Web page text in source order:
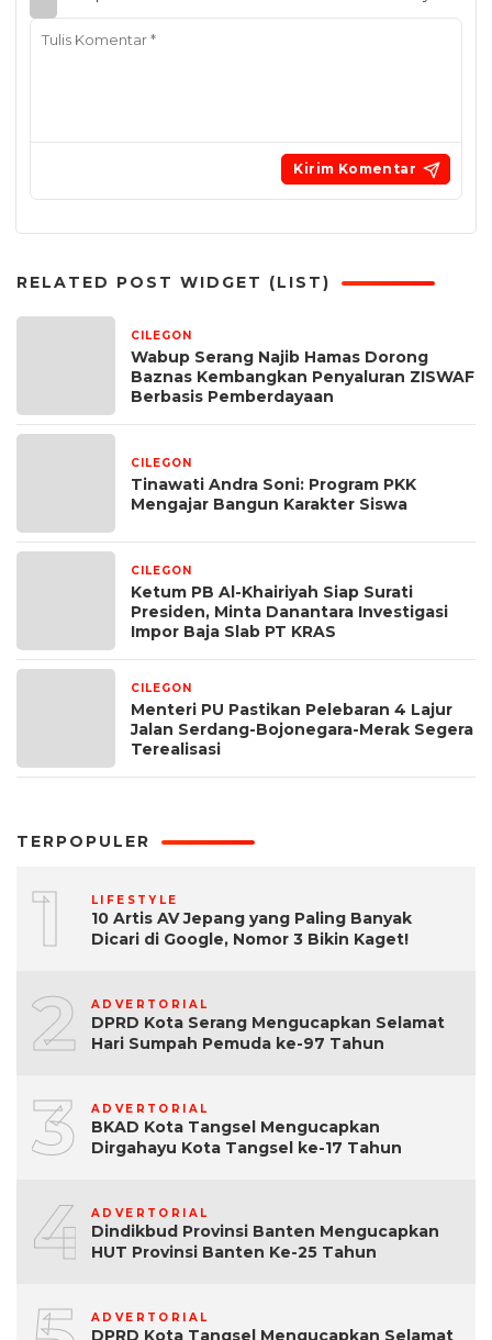
RELATED POST WIDGET (LIST)
CILEGON
Wabup Serang Najib Hamas Dorong
Baznas Kembangkan Penyaluran ZISWAF
Berbasis Pemberdayaan
CILEGON
Tinawati Andra Soni: Program PKK
Mengajar Bangun Karakter Siswa
CILEGON
Ketum PB Al-Khairiyah Siap Surati
Presiden, Minta Danantara Investigasi
Impor Baja Slab PT KRAS
CILEGON
Menteri PU Pastikan Pelebaran 4 Lajur
Jalan Serdang-Bojonegara-Merak Segera
Terealisasi
TERPOPULER
1 LIFESTYLE
10 Artis AV Jepang yang Paling Banyak
Dicari di Google, Nomor 3 Bikin Kaget!
2 ADVERTORIAL
DPRD Kota Serang Mengucapkan Selamat
Hari Sumpah Pemuda ke-97 Tahun
3 ADVERTORIAL
BKAD Kota Tangsel Mengucapkan
Dirgahayu Kota Tangsel ke-17 Tahun
4 ADVERTORIAL
Dindikbud Provinsi Banten Mengucapkan
HUT Provinsi Banten Ke-25 Tahun
ADVERTORIAL
DPRD Kota Tangsel Mengucapkan Selamat